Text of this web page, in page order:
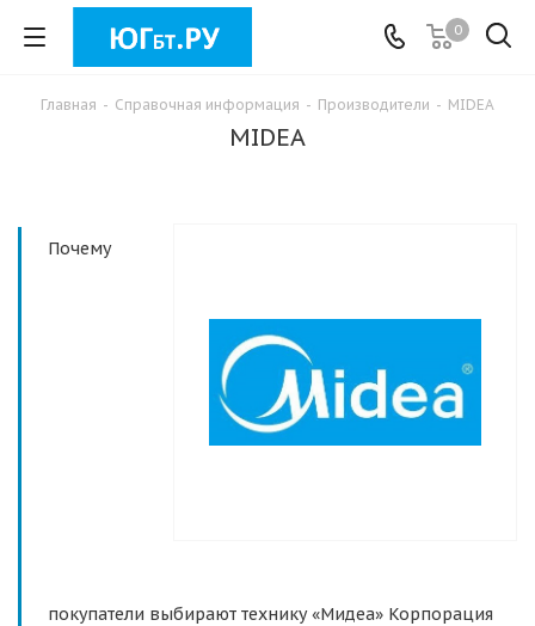
0
Главная - Справочная информация - Производители - MIDEA
MIDEA
Почему
покупатели выбирают технику «Мидеа» Корпорация